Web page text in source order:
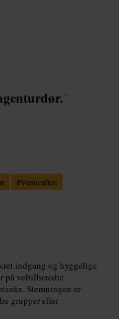
”
#Venneaften
indgang og hyggelige
på veltilberedte
Stemningen er
grupper eller